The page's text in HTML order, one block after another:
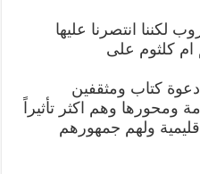
لكننا انتصرنا عليها
ام كلثوم على
دعوة كتاب ومثقفين
ومحورها وهم اكثر تأثيراً
ولهم جمهورهم